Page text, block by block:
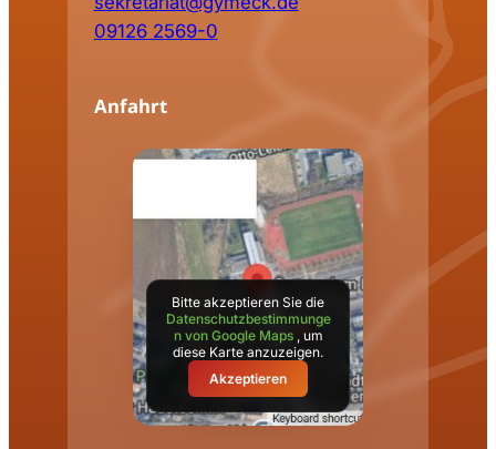
09126 2569-0
Anfahrt
Bitte akzeptieren Sie die
Datenschutzbestimmunge
n von Google Maps , um
diese Karte anzuzeigen.
Akzeptieren